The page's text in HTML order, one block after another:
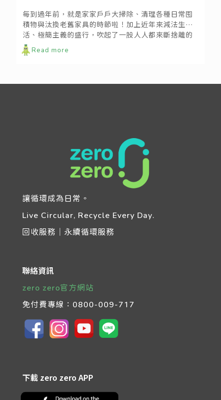
每到過年前，就是家家戶戶大掃除、清理各種日常囤
積物與汰換老舊家具的時節啦！加上近年來減法生
活、極簡主義的盛行，吹起了一股人人都來斷捨離的
風潮。斷捨離後，小型廢棄物可以自行清運處理，那
大型家具與家電究竟要如何處理比較好呢？
Read more
讓循環成為日常。
Live Circular, Recycle Every Day.
回收服務｜永續循環服務
聯絡資訊
zero zero官方網站
免付費專線： 0800-009-717
下載 zero zero APP